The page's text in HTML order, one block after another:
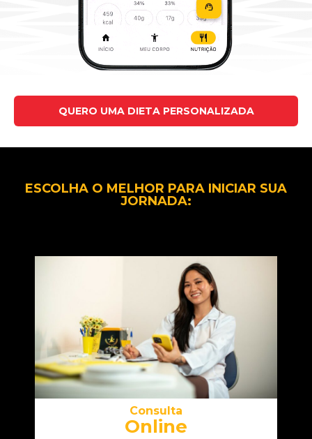
QUERO UMA DIETA PERSONALIZADA
ESCOLHA O MELHOR PARA INICIAR SUA
JORNADA:
Consulta
Online